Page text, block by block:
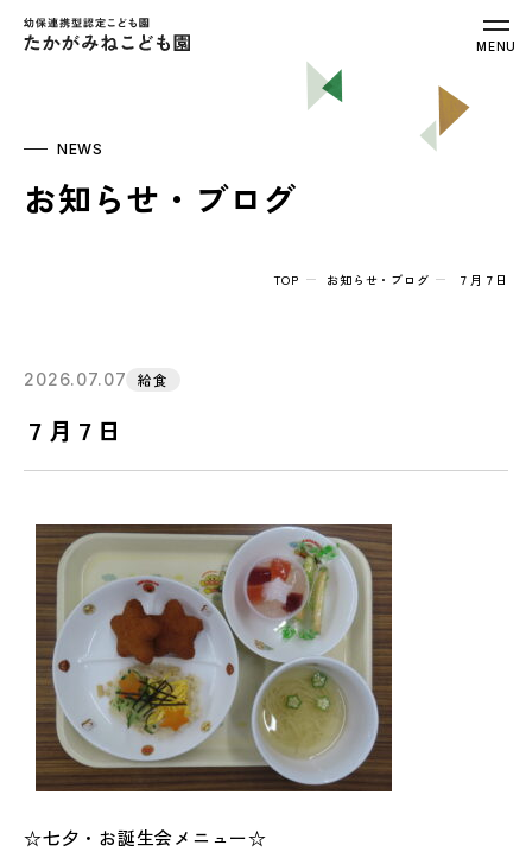
幼保連携型認定こども園 たかがみねこ
MENU
NEWS
お知らせ・ブログ
TOP お知らせ・ブログ ７月７日
2026.07.07 給食
７月７日
☆七夕・お誕生会メニュー☆